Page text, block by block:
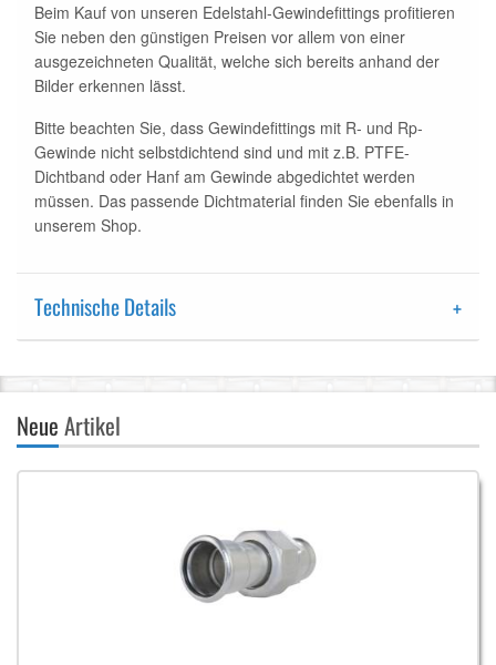
Beim Kauf von unseren Edelstahl-Gewindefittings profitieren
Sie neben den günstigen Preisen vor allem von einer
ausgezeichneten Qualität, welche sich bereits anhand der
Bilder erkennen lässt.
Bitte beachten Sie, dass Gewindefittings mit R- und Rp-
Gewinde nicht selbstdichtend sind und mit z.B. PTFE-
Dichtband oder Hanf am Gewinde abgedichtet werden
müssen. Das passende Dichtmaterial finden Sie ebenfalls in
unserem Shop.
Technische Details
NeueArtikel